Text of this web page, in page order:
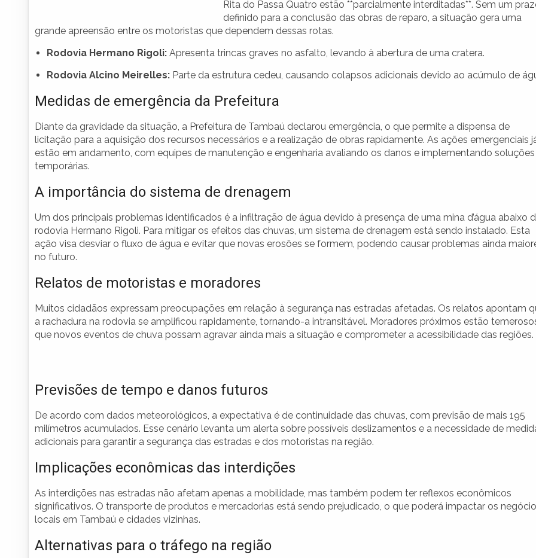
Rita do Passa Quatro estão **parcialmente interditadas**. Sem um
definido para a conclusão das obras de reparo, a situação gera uma
grande apreensão entre os motoristas que dependem dessas rotas.
Rodovia Hermano Rigoli: Apresenta trincas graves no asfalto, levando à abertura de uma cratera.
Rodovia Alcino Meirelles: Parte da estrutura cedeu, causando colapsos adicionais devido ao acúmulo de
Medidas de emergência da Prefeitura
Diante da gravidade da situação, a Prefeitura de Tambaú declarou emergência, o que permite a dispensa de
licitação para a aquisição dos recursos necessários e a realização de obras rapidamente. As ações emergenciais
estão em andamento, com equipes de manutenção e engenharia avaliando os danos e implementando soluções
temporárias.
A importância do sistema de drenagem
Um dos principais problemas identificados é a infiltração de água devido à presença de uma mina d’água abaixo
rodovia Hermano Rigoli. Para mitigar os efeitos das chuvas, um sistema de drenagem está sendo instalado. Esta
ação visa desviar o fluxo de água e evitar que novas erosões se formem, podendo causar problemas ainda
no futuro.
Relatos de motoristas e moradores
Muitos cidadãos expressam preocupações em relação à segurança nas estradas afetadas. Os relatos apontam
a rachadura na rodovia se amplificou rapidamente, tornando-a intransitável. Moradores próximos estão
que novos eventos de chuva possam agravar ainda mais a situação e comprometer a acessibilidade das regiões.
Previsões de tempo e danos futuros
De acordo com dados meteorológicos, a expectativa é de continuidade das chuvas, com previsão de mais 195
milímetros acumulados. Esse cenário levanta um alerta sobre possíveis deslizamentos e a necessidade de
adicionais para garantir a segurança das estradas e dos motoristas na região.
Implicações econômicas das interdições
As interdições nas estradas não afetam apenas a mobilidade, mas também podem ter reflexos econômicos
significativos. O transporte de produtos e mercadorias está sendo prejudicado, o que poderá impactar os
locais em Tambaú e cidades vizinhas.
Alternativas para o tráfego na região